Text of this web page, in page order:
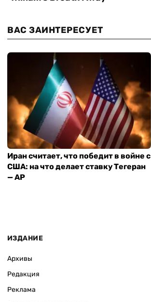
ВАС ЗАИНТЕРЕСУЕТ
Иран считает, что победит в войне с
США: на что делает ставку Тегеран
— AP
ИЗДАНИЕ
Архивы
Редакция
Реклама